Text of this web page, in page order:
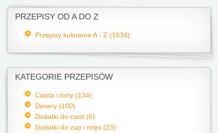
PRZEPISY OD A DO Z
Przepisy kulinarne A - Z (1634)
KATEGORIE PRZEPISÓW
Ciasta i torty (134)
Desery (100)
Dodatki do ciast (6)
Dodatki do zup i mięs (23)